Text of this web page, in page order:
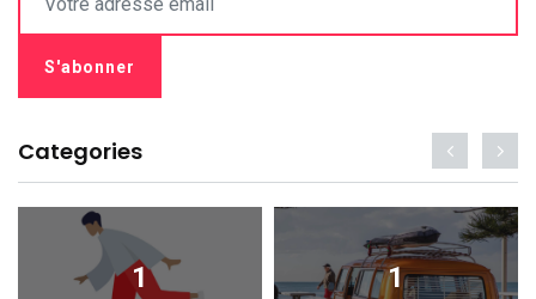
Categories
1 1